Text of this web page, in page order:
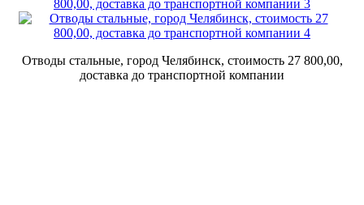
Отводы стальные, город Челябинск, стоимость 27 800,00,
доставка до транспортной компании